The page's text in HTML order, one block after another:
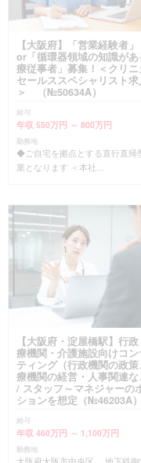
【大阪府】「営業経験者」
or「循環器領域の知識が
療従事者」募集！＜クリ
セールススペシャリスト求
＞ （№50634A）
給与
年収 550万円 ～ 800万円
勤務地
◆ご自宅を拠点とする直行直帰
業となります ＜本社...
【大阪府・淀屋橋駅】行
療機関・介護施設向けコ
ティング（行政機関の政
療機関の経営・人事関連な
/ スタッフ～マネジャーの
ションを想定（№46203A）
給与
年収 460万円 ～ 1,100万円
勤務地